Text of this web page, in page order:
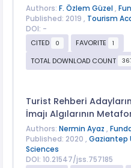
Authors: F. Özlem Güzel ,
Published: 2019 , Tourism
DOI: -
CITED
0 FAVORITE 1
TOTAL DOWNLOAD COUNT
Turist Rehberi
İmajı Algılarının
Authors: Nermin Ayaz ,
Published: 2020 , Gaziantep
Sciences
DOI: 10.21547/jss.757185